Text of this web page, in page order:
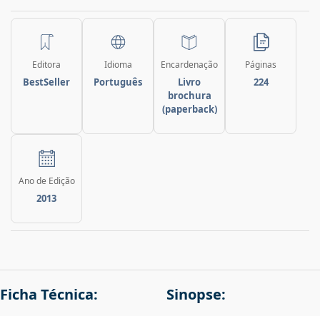
Editora
BestSeller
Idioma
Português
Encardenação
Livro
brochura
(paperback)
Páginas
224
Ano de Edição
2013
Ficha Técnica: Sinopse: